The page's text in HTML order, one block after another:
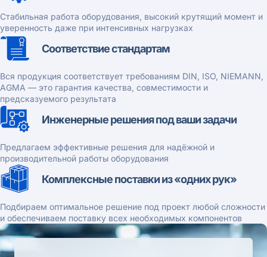
Стабильная работа оборудования, высокий крутящий момент и
уверенность даже при интенсивных нагрузках
Соответствие стандартам
Вся продукция соответствует требованиям DIN, ISO, NIEMANN,
AGMA — это гарантия качества, совместимости и
предсказуемого результата
Инженерные решения под ваши задачи
Предлагаем эффективные решения для надёжной и
производительной работы оборудования
Комплексные поставки из «одних рук»
Подбираем оптимальное решение под проект любой сложности
и обеспечиваем поставку всех необходимых компонентов